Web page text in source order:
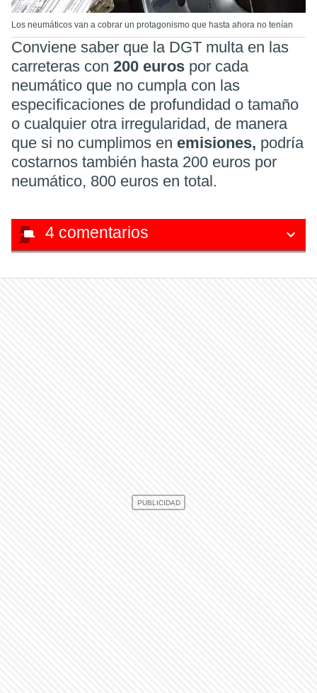
Los neumáticos van a cobrar un protagonismo que hasta ahora no tenían
Conviene saber que la DGT multa en las
carreteras con 200 euros por cada
neumático que no cumpla con las
especificaciones de profundidad o tamaño
o cualquier otra irregularidad, de manera
que si no cumplimos en emisiones, podría
costarnos también hasta 200 euros por
neumático, 800 euros en total.
4 comentarios